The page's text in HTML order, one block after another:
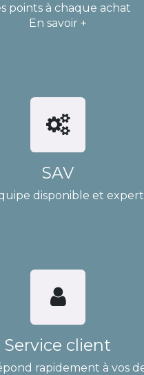
points à chaque achat
En savoir +
SAV
disponible et
Service client
rapidement à vos